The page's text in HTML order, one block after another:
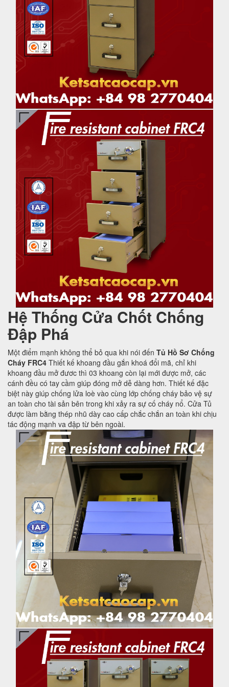
Hệ Thống Cửa Chốt Chống
Đập Phá
Một điểm mạnh không thể bỏ qua khi nói đến Tủ Hồ Sơ Chống
Cháy FRC4 Thiết kế khoang đầu gắn khoá đổi mã, chỉ khi
khoang đầu mở đươc thì 03 khoang còn lại mới được mở, các
cánh đều có tay cầm giúp đóng mở dễ dàng hơn. Thiết kế đặc
biệt này giúp chống lửa loè vào cùng lớp chống cháy bảo vệ sự
an toàn cho tài sản bên trong khi xảy ra sự cố cháy nổ. Cửa Tủ
được làm bằng thép nhũ dày cao cấp chắc chắn an toàn khi chịu
tác động mạnh va đập từ bên ngoài.